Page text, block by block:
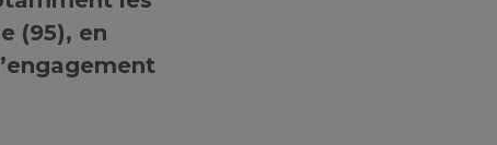
(95), en